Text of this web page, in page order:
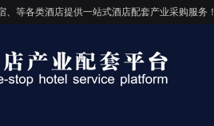
、等各类酒店提供一站式酒店配套产业采购服务！